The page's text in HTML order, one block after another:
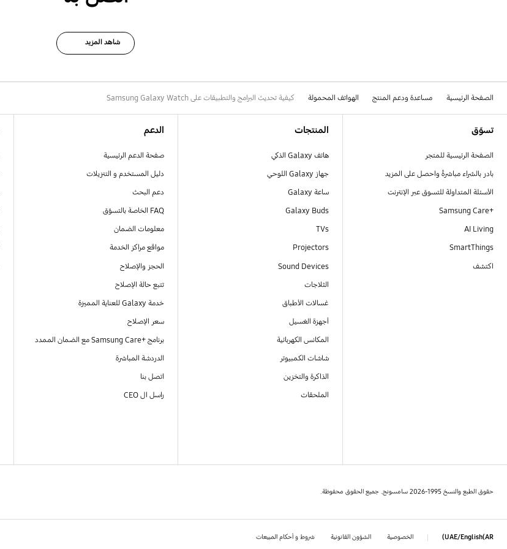
شاهد المزيد
الصفحة الرئيسية مساعدة ودعم المنتج الهواتف المحمولة كيفية تحديث البرامج والتطبيقات على Samsung Galaxy Watch
تسوّق
الصفحة الرئيسية للمتجر
بادر بالشراء مباشرةً واحصل على المزيد
الأسئلة المتداولة للتسوق عبر الإنترنت
+Samsung Care
AI Living
SmartThings
اكتشف
المنتجات
هاتف Galaxy الذكي
جهاز Galaxy اللوحي
ساعة Galaxy
Galaxy Buds
TVs
Projectors
Sound Devices
الثلاجات
غسالات الأطباق
أجهزة الغسيل
المكانس الكهربائية
شاشات الكمبيوتر
الذاكرة والتخزين
الملحقات
الدعم
صفحة الدعم الرئيسية
دليل المستخدم و التنزيلات
دعم البحث
FAQ الخاصة بالتسوّق
معلومات الضمان
مواقع مراكز الخدمة
الحجز والإصلاح
تتبع حالة الإصلاح
خدمة Galaxy للعناية المميزة
سعر الإصلاح
برنامج +Samsung Care مع الضمان الممدد
الدردشة المباشرة
اتصل بنا
راسل ال CEO
حقوق الطبع والنسخ 1995-2026 سامسونج. جميع الحقوق محفوظة.
UAE/English(AR) الخصوصية الشؤون القانونية شروط و أحكام المبيعات